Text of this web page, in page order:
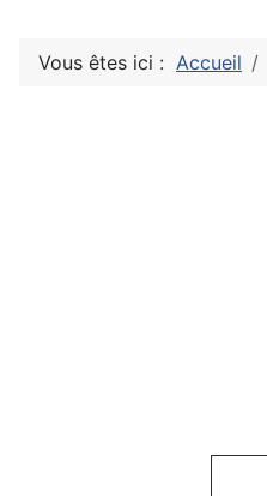
Vous êtes ici : Accueil